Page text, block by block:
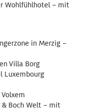
Wohlfühlhotel – mit
in Merzig –
Villa Borg
Luxembourg
Volxem
& Boch Welt – mit